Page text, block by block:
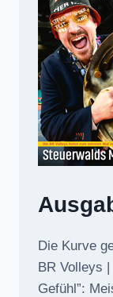
Die Kurve
BR Volleys
Gefühl”: